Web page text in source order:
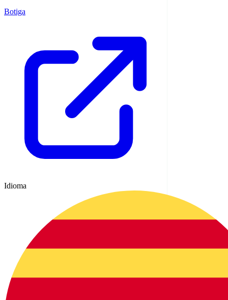
Botiga
Idioma